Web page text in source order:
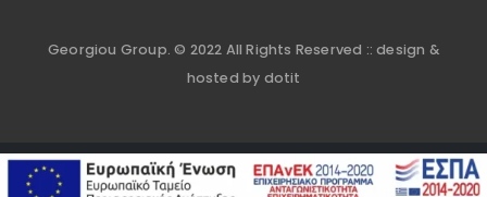
Georgiou Group. © 2022 All Rights Reserved :: design &
hosted by dotit